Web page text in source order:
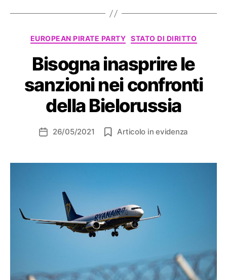
Categorie
EUROPEAN PIRATE PARTY STATO DI DIRITTO
Bisogna inasprire le
sanzioni nei confronti
della Bielorussia
Data26/05/2021 Articolo in evidenza